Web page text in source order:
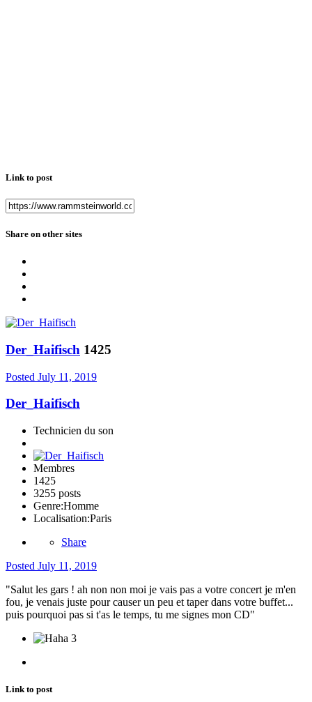
Link to post
Share on other sites
Der_Haifisch 1425
Posted July 11, 2019
Der_Haifisch
Technicien du son
Membres
1425
3255 posts
Genre:Homme
Localisation:Paris
Share
Posted July 11, 2019
"Salut les gars ! ah non non moi je vais pas a votre concert je m'en
fou, je venais juste pour causer un peu et taper dans votre buffet...
puis pourquoi pas si t'as le temps, tu me signes mon CD"
3
Link to post